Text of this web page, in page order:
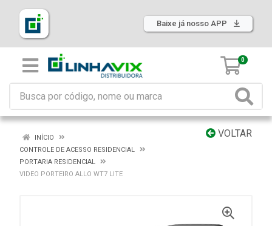
Baixe já nosso APP
0
VOLTAR
INÍCIO
CONTROLE DE ACESSO RESIDENCIAL
PORTARIA RESIDENCIAL
VIDEO PORTEIRO ALLO WT7 LITE